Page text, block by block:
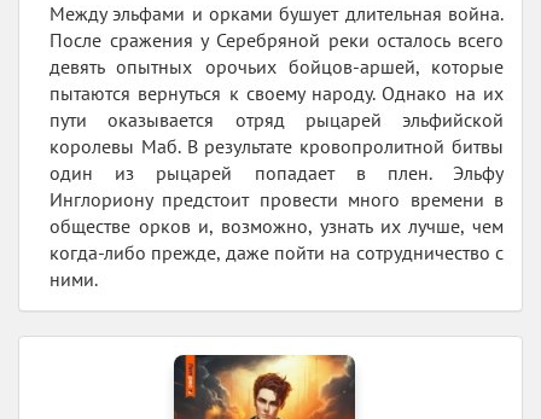
Между эльфами и орками бушует длительная война.
После сражения у Серебряной реки осталось всего
девять опытных орочьих бойцов-аршей, которые
пытаются вернуться к своему народу. Однако на их
пути оказывается отряд рыцарей эльфийской
королевы Маб. В результате кровопролитной битвы
один из рыцарей попадает в плен. Эльфу
Инглориону предстоит провести много времени в
обществе орков и, возможно, узнать их лучше, чем
когда-либо прежде, даже пойти на сотрудничество с
ними.